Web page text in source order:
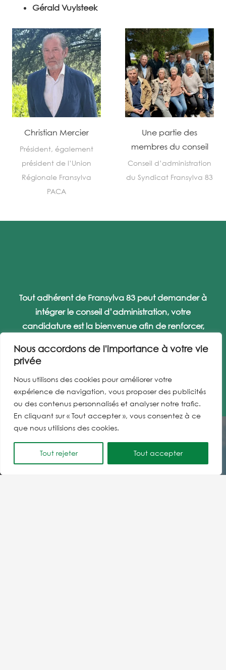
Nous accordons de l'importance à votre vie
privée
Nous utilisons des cookies pour améliorer votre
expérience de navigation, vous proposer des publicités
ou des contenus personnalisés et analyser notre trafic.
En cliquant sur « Tout accepter », vous consentez à ce
que nous utilisions des cookies.
Tout rejeter Tout accepter
Gérald Vuylsteek
Christian Mercier
Président, également
président de l’Union
Régionale Fransylva
PACA
Une partie des
membres du conseil
Conseil d’administration
du Syndicat Fransylva 83
Tout adhérent de Fransylva 83 peut demander à
intégrer le conseil d’administration, votre
candidature est la bienvenue afin de renforcer,